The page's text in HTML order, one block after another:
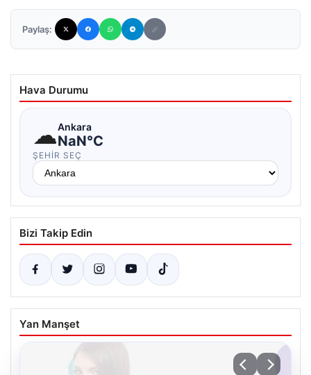
Paylaş:
Hava Durumu
☁Ankara
NaN°C
ŞEHIR SEÇ
Bizi Takip Edin
Yan Manşet